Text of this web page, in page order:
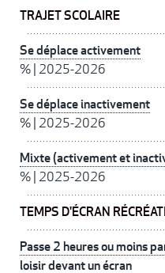
TRAJET SCOLAIRE
Se déplace activement
% 2025-2026
Se déplace inactivement
% 2025-2026
Mixte (activement et
% 2025-2026
TEMPS D'ÉCRAN
Passe 2 heures ou moins
loisir devant un écran